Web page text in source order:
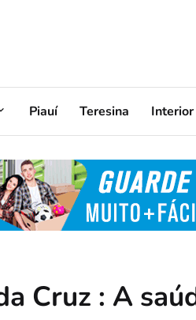
Piauí Teresina Interior
Cruz : A